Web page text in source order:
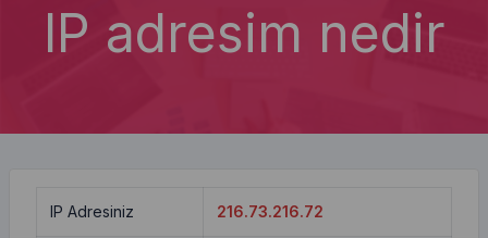
IP adresim nedir
IP Adresiniz 216.73.216.72